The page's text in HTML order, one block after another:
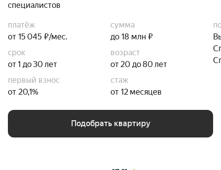
специалистов
платёж
от 15 045 ₽/мес.
сумма
до 18 млн ₽
срок
от 1 до 30 лет
возраст
от 20 до 80 лет
первый взнос
от 20,1%
стаж
от 12 месяцев
Подобрать квартиру